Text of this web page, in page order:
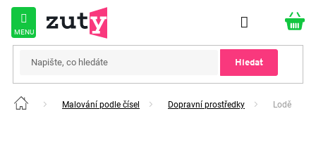
Přejít
obsah
Hledat
Domů Malování podle čísel Dopravní prostředky Lodě